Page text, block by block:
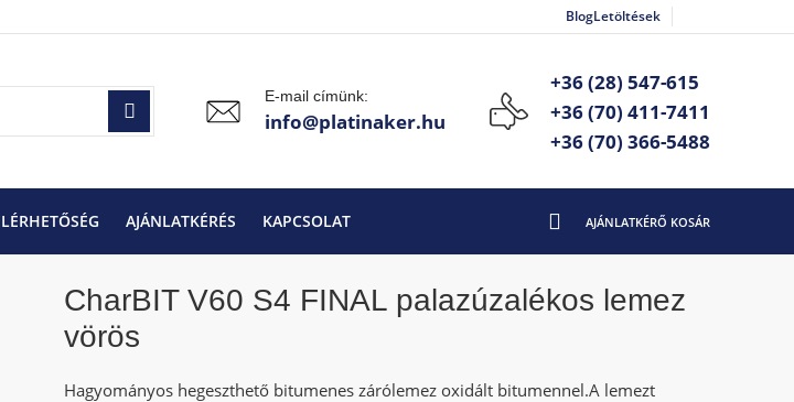
BlogLetöltések
E-mail címünk:
info@platinaker.hu
+36 (28) 547-615
+36 (70) 411-7411
+36 (70) 366-5488
AJÁNLATKÉRÉS KAPCSOLAT
CharBIT V60 S4 FINAL palazúzalékos lemez
vörös
Hagyományos hegeszthető bitumenes zárólemez oxidált bitumennel.A lemezt